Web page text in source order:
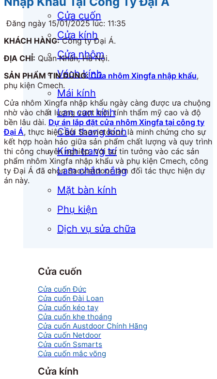
Cửa cuốn
Cửa kính
Cửa nhôm
Vách kính
Mái kính
Lan can kính
Cầu thang kính
Kính trang trí
Lam chắn nắng
Mặt bàn kính
Phụ kiện
Dịch vụ sửa chữa
Cửa cuốn
Cửa cuốn Đức
Cửa cuốn Đài Loan
Cửa cuốn kéo tay
Cửa cuốn khe thoáng
Cửa cuốn Austdoor Chính Hãng
Cửa cuốn Netdoor
Cửa cuốn Ssmarts
Cửa cuốn mắc võng
Cửa kính
Đăng ngày 15/01/2025 lúc: 11:35
KHÁCH HÀNG:Công ty Đại Á.
ĐỊA CHỈ: Quan Nhân, Hà Nội.
SẢN PHẨM TIN DÙNG:Cửa nhôm Xingfa nhập khẩu,
phụ kiện Cmech.
Cửa nhôm Xingfa nhập khẩu ngày càng được ưa chuộng
nhờ vào chất lượng vượt trội, tính thẩm mỹ cao và độ
bền lâu dài. Dự án lắp đặt cửa nhôm Xingfa tại công ty
Đại Á, thực hiện bởi Saovietdoor, là minh chứng cho sự
kết hợp hoàn hảo giữa sản phẩm chất lượng và quy trình
thi công chuyên nghiệp. Với sự tin tưởng vào các sản
phẩm nhôm Xingfa nhập khẩu và phụ kiện Cmech, công
ty Đại Á đã chọn Saovietdoor làm đối tác thực hiện dự
án này.